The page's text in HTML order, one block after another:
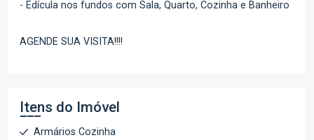
- Edícula nos fundos com Sala, Quarto, Cozinha e Banheiro
AGENDE SUA VISITA!!!!
Itens do Imóvel
Armários Cozinha